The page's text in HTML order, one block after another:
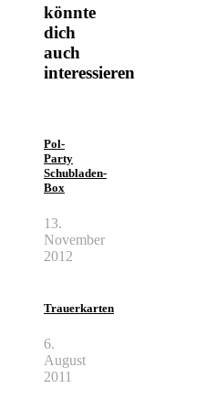
könnte
dich
auch
interessieren
Pol-
Party
Schubladen-
Box
13.
November
2012
Trauerkarten
6.
August
2011